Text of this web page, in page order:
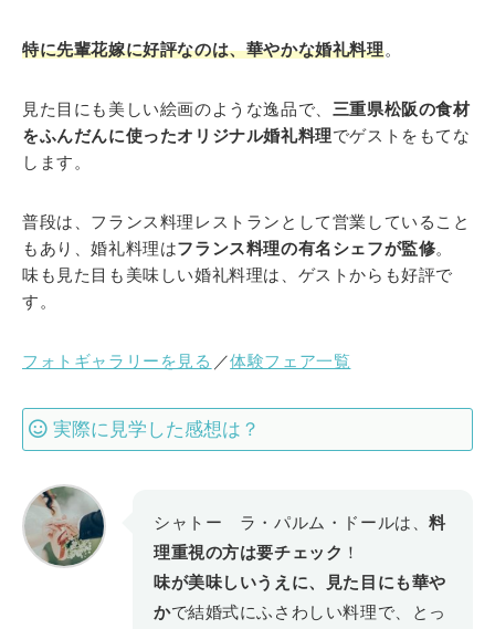
特に先輩花嫁に好評なのは、華やかな婚礼料理。
見た目にも美しい絵画のような逸品で、 三重県松阪の食材
をふんだんに使ったオリジナル婚礼料理でゲストをもてな
します。
普段は、フランス料理レストランとして営業していること
もあり、婚礼料理はフランス料理の有名シェフが監修。
味も見た目も美味しい婚礼料理は、ゲストからも好評で
す。
フォトギャラリーを見る ／体験フェア一覧
実際に見学した感想は？
シャトー ラ・パルム・ドールは、料
理重視の方は要チェック ！
味が美味しいうえに、見た目にも華や
かで結婚式にふさわしい料理で、とっ